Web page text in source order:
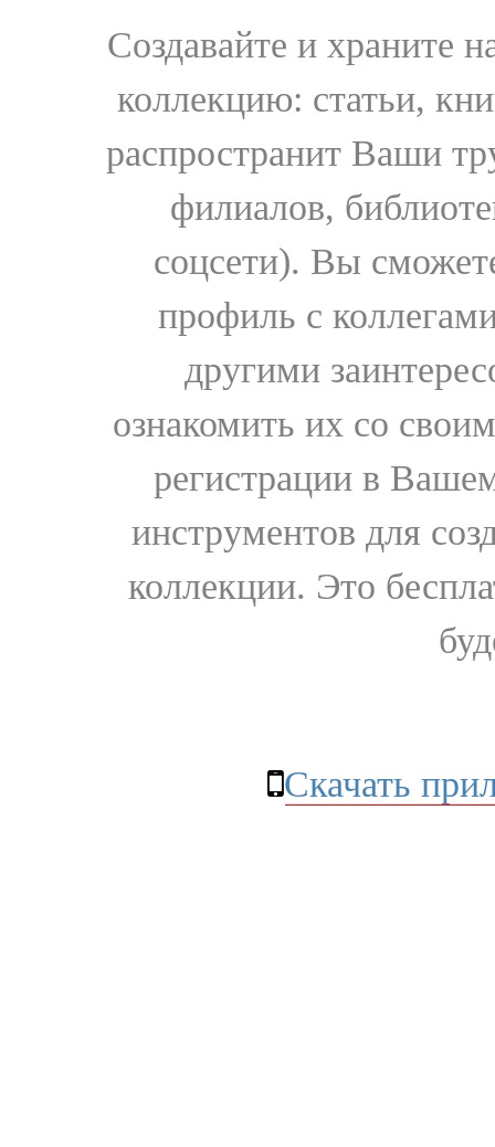
Создавайте и храните
коллекцию: статьи,
распространит Ваши
филиалов,
соцсети). Вы
профиль с
другими
ознакомить их со
регистрации в
инструментов для
коллекции. Это
Скачать